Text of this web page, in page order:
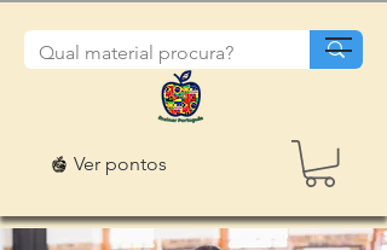
Ver pontos